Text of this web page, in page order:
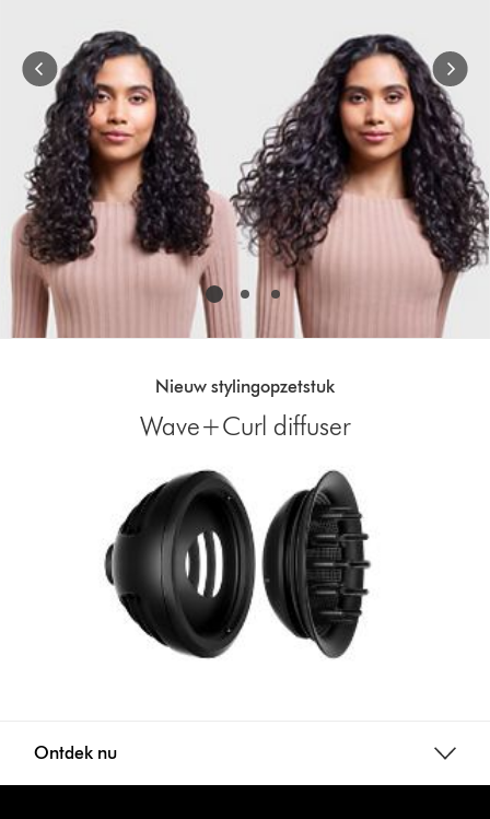
Nieuw stylingopzetstuk
Wave+Curl diffuser
Ontdek nu